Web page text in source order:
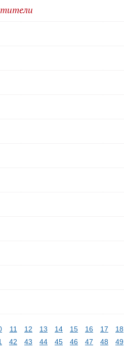
11 12 13 14 15 16 17 18
42 43 44 45 46 47 48 49